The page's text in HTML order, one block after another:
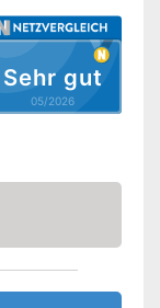
Sehr gut
05/2026